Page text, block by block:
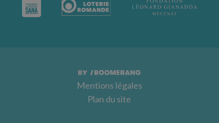
Mentions légales
Plan du site